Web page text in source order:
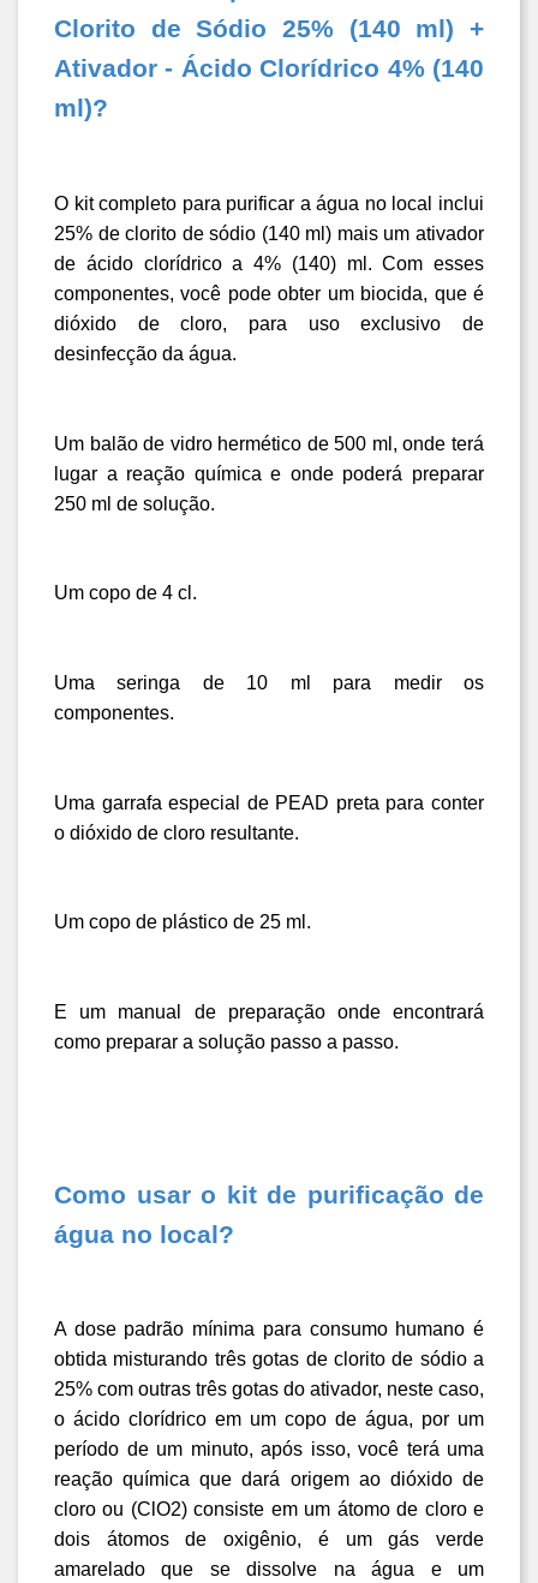
Clorito de Sódio 25% (140 ml) +
Ativador - Ácido Clorídrico 4% (140
ml)?
O kit completo para purificar a água no local inclui
25% de clorito de sódio (140 ml) mais um ativador
de ácido clorídrico a 4% (140) ml. Com esses
componentes, você pode obter um biocida, que é
dióxido de cloro, para uso exclusivo de
desinfecção da água.
Um balão de vidro hermético de 500 ml, onde terá
lugar a reação química e onde poderá preparar
250 ml de solução.
Um copo de 4 cl .
Uma seringa de 10 ml para medir os
componentes.
Uma garrafa especial de PEAD preta para conter
o dióxido de cloro resultante.
Um copo de plástico de 25 ml .
E um manual de preparação onde encontrará
como preparar a solução passo a passo.
Como usar o kit de purificação de
água no local?
A dose padrão mínima para consumo humano é
obtida misturando três gotas de clorito de sódio a
25% com outras três gotas do ativador, neste caso,
o ácido clorídrico em um copo de água, por um
período de um minuto, após isso, você terá uma
reação química que dará origem ao dióxido de
cloro ou (ClO2) consiste em um átomo de cloro e
dois átomos de oxigênio, é um gás verde
amarelado que se dissolve na água e um